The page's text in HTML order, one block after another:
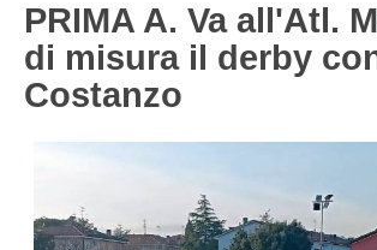
PRIMA A. Va all'Atl.
di misura il derby
Costanzo